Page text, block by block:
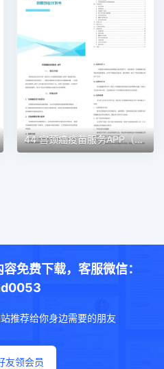
44 宫颈癌疫苗服务APP（word＋ppt配套）创业计划书word模板
免费下载，客服微信：
推荐给你身边需要的朋友
友领会员